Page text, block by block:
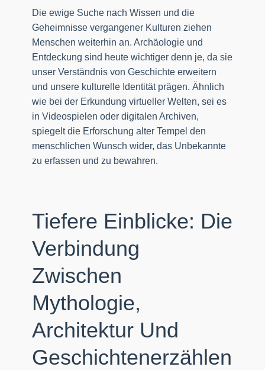
Die ewige Suche nach Wissen und die
Geheimnisse vergangener Kulturen ziehen
Menschen weiterhin an. Archäologie und
Entdeckung sind heute wichtiger denn je, da sie
unser Verständnis von Geschichte erweitern
und unsere kulturelle Identität prägen. Ähnlich
wie bei der Erkundung virtueller Welten, sei es
in Videospielen oder digitalen Archiven,
spiegelt die Erforschung alter Tempel den
menschlichen Wunsch wider, das Unbekannte
zu erfassen und zu bewahren.
Tiefere Einblicke: Die
Verbindung
Zwischen
Mythologie,
Architektur Und
Geschichtenerzählen